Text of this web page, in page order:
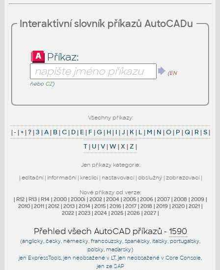
Interaktivní slovník příkazů AutoCADu
Příkaz:
(EN
nebo CZ)
Všechny příkazy:
|- |+|?|3 |A| B|C| D| E| F |G| H| I |J | K| L | M | N |O| P |Q| R |S|
T| U|V|W|X |Z |
Jen příkazy kategorie:
| editační| informační| kreslicí| nastavovací| obslužný| zobrazovací|
Nové příkazy od verze:
| R12 | R13 | R14 | 2000 | 2000i | 2002 | 2004 | 2005 | 2006 | 2007 | 2008 | 2009 |
2010 | 2011 | 2012 | 2013 | 2014 | 2015 | 2016 | 2017 | 2018 | 2019 | 2020 | 2021 |
2022 | 2023 | 2024 | 2025 | 2026 | 2027 |
Přehled všech AutoCAD příkazů - 1590
(anglicky, česky, německy, francouzsky, španělsky, italsky, portugalsky,
polsky, maďarsky)
jen ExpressTools , jen neobsažené v LT, jen neobsažené v Core Console
jen ze SAP